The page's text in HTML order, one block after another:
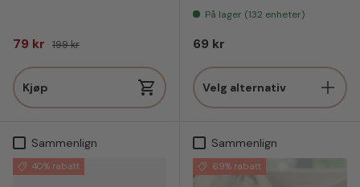
Salgspris
79 kr Vanlig pris
199 kr
Kjøp
På lager (132 enheter)
Vanlig pris
69 kr
Velg alternativ
Sammenlign
40% rabatt
Sammenlign
69% rabatt